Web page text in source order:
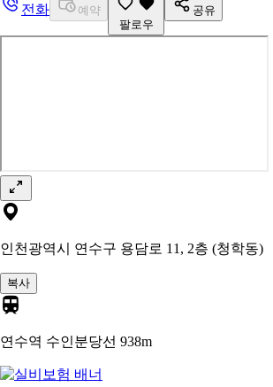
전화
예약
팔로우
공유
인천광역시 연수구 용담로 11, 2층 (청학동)
복사
연수역 수인분당선 938m